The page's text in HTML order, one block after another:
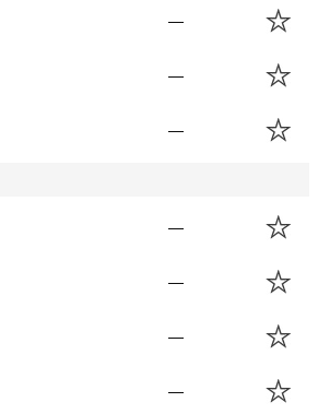
—
—
—
—
—
—
—